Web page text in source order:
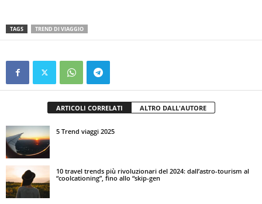
TAGS TREND DI VIAGGIO
ARTICOLI CORRELATI ALTRO DALL'AUTORE
5 Trend viaggi 2025
10 travel trends più rivoluzionari del 2024: dall’astro-tourism al
“coolcationing”, fino allo “skip-gen